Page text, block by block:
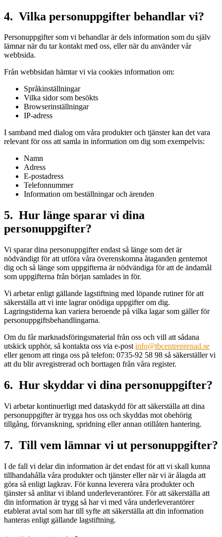
4. Vilka personuppgifter behandlar vi?
Personuppgifter som vi behandlar är dels information som du själv
lämnar när du tar kontakt med oss, eller när du använder vår
webbsida.
Från webbsidan hämtar vi via cookies information om:
Språkinställningar
Vilka sidor som besökts
Browserinställningar
IP-adress
I samband med dialog om våra produkter och tjänster kan det vara
relevant för oss att samla in information om dig som exempelvis:
Namn
Adress
E-postadress
Telefonnummer
Information om beställningar och ärenden
5. Hur länge sparar vi dina
personuppgifter?
Vi sparar dina personuppgifter endast så länge som det är
nödvändigt för att utföra våra överenskomna åtaganden gentemot
dig och så länge som uppgifterna är nödvändiga för att de ändamål
som uppgifterna från början samlades in för.
Vi arbetar enligt gällande lagstiftning med löpande rutiner för att
säkerställa att vi inte lagrar onödiga uppgifter om dig.
Lagringstiderna kan variera beroende på vilka lagar som gäller för
personuppgiftsbehandlingarna.
Om du får marknadsföringsmaterial från oss och vill att sådana
utskick upphör, så kontakta oss via e-post info@tbcentreprenad.se
eller genom att ringa oss på telefon: 0735-92 58 98 så säkerställer vi
att du blir avregistrerad och borttagen från våra register.
6. Hur skyddar vi dina personuppgifter?
Vi arbetar kontinuerligt med dataskydd för att säkerställa att dina
personuppgifter är trygga hos oss och skyddas mot obehörig
tillgång, förvanskning, spridning eller annan otillåten hantering.
7. Till vem lämnar vi ut personuppgifter?
I de fall vi delar din information är det endast för att vi skall kunna
tillhandahålla våra produkter och tjänster eller när vi är ålagda att
göra så enligt lagkrav. För kunna leverera våra produkter och
tjänster så anlitar vi ibland underleverantörer. För att säkerställa att
din information är trygg så har vi med våra underleverantörer
etablerat avtal som har till syfte att säkerställa att din information
hanteras enligt gällande lagstiftning.